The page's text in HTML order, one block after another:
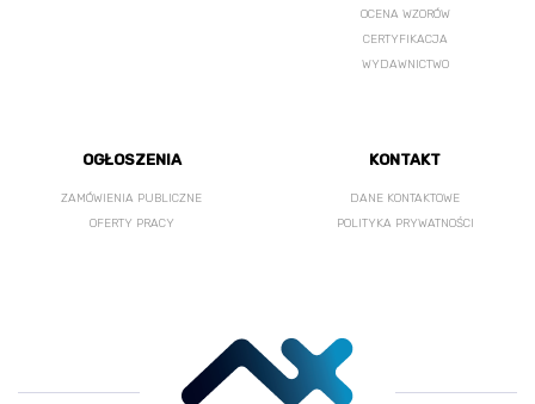
OCENA WZORÓW
CERTYFIKACJA
WYDAWNICTWO
OGŁOSZENIA
ZAMÓWIENIA PUBLICZNE
OFERTY PRACY
KONTAKT
DANE KONTAKTOWE
POLITYKA PRYWATNOŚCI